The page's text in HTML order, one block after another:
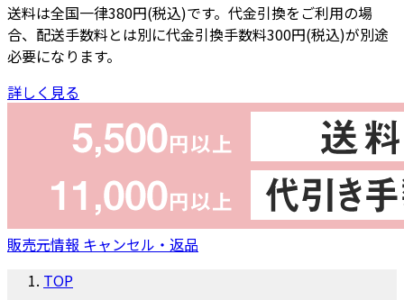
送料は全国一律380円(税込)です。代金引換をご利用の場
合、配送手数料とは別に代金引換手数料300円(税込)が別途
必要になります。
詳しく見る
販売元情報 キャンセル・返品
TOP